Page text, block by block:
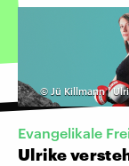
© Jü Killmann |
Evangelikale
Ulrike